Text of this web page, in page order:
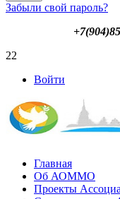
Забыли свой пароль?
22
Войти
Главная
Об АОММО
Проекты